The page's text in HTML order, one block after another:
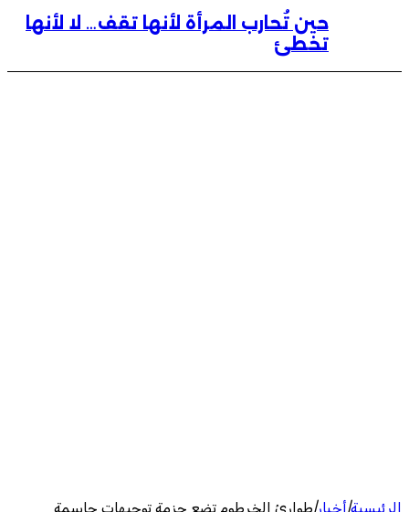
حين تُحارب المرأة لأنها تقف… لا لأنها
تخطئ
الرئيسية|أخبار|طوارئ الخرطوم تضع حزمة توجيهات حاسمة